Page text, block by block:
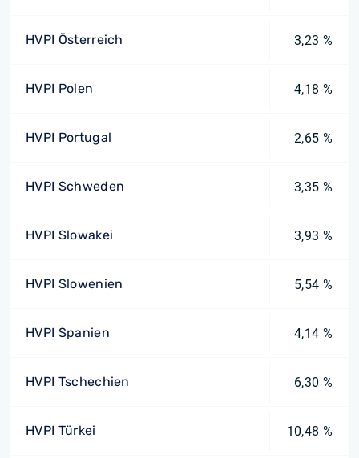
HVPI Österreich 3,23 %
HVPI Polen 4,18 %
HVPI Portugal 2,65 %
HVPI Schweden 3,35 %
HVPI Slowakei 3,93 %
HVPI Slowenien 5,54 %
HVPI Spanien 4,14 %
HVPI Tschechien 6,30 %
HVPI Türkei 10,48 %